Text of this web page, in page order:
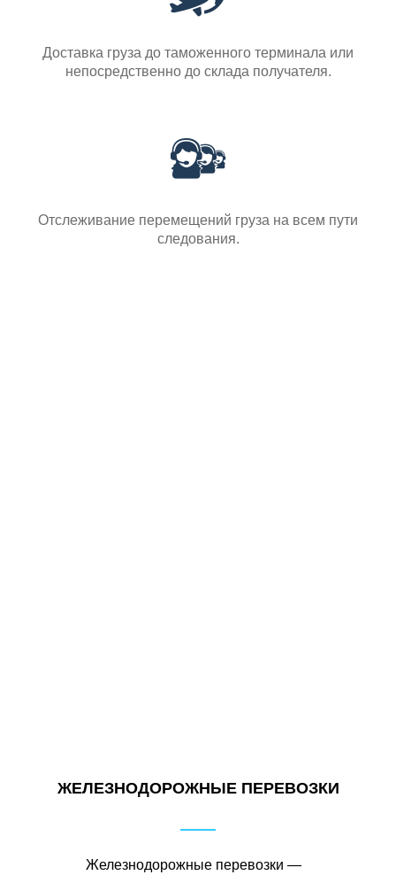
Доставка груза до таможенного терминала или
непосредственно до склада получателя.
Отслеживание перемещений груза на всем пути
следования.
ЖЕЛЕЗНОДОРОЖНЫЕ ПЕРЕВОЗКИ
Железнодорожные перевозки —